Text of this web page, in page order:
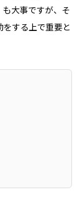
大事ですが、そ
する上で重要と